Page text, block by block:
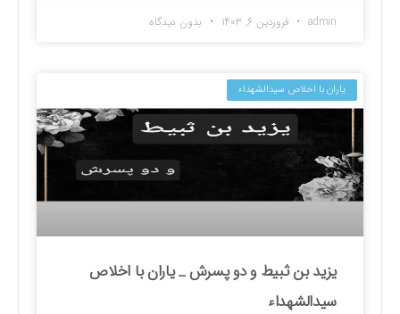
admin فروردین ۶, ۱۴۰۳ بدون دیدگاه
یاران با اخلاص سیدالشهداء
یزید بن ثبیط و دو پسرش _ یاران با اخلاص
سیدالشهداء